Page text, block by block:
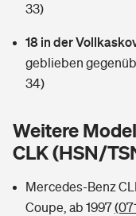
Tools
Wer versichert was:
Sie haben Fragen?
Handyversicherung
Zur Übersicht
Sie haben Fragen?
33)
18 in der
geblieben
34)
Weitere
CLK (HSN/
Mercedes-Benz
Coupe, ab 1997